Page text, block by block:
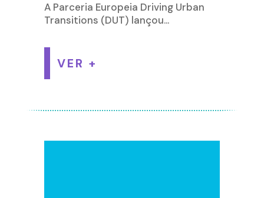
A Parceria Europeia Driving Urban
Transitions (DUT) lançou...
VER +